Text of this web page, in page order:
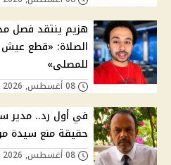
هزيم ينتقد فصل
الصلاة: «قطع
للمصلى»
في أول رد.. مدير
حقيقة منع سيدة